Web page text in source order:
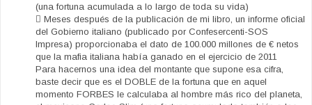
(una fortuna acumulada a lo largo de toda su vida)
 Meses después de la publicación de mi libro, un informe oficial
del Gobierno italiano (publicado por Confesercenti-SOS
Impresa) proporcionaba el dato de 100.000 millones de € netos
que la mafia italiana había ganado en el ejercicio de 2011
Para hacernos una idea del montante que supone esa cifra,
baste decir que es el DOBLE de la fortuna que en aquel
momento FORBES le calculaba al hombre más rico del planeta,